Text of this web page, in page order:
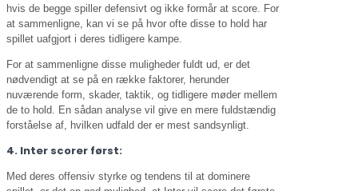
hvis de begge spiller defensivt og ikke formår at score. For
at sammenligne, kan vi se på hvor ofte disse to hold har
spillet uafgjort i deres tidligere kampe.
For at sammenligne disse muligheder fuldt ud, er det
nødvendigt at se på en række faktorer, herunder
nuværende form, skader, taktik, og tidligere møder mellem
de to hold. En sådan analyse vil give en mere fuldstændig
forståelse af, hvilken udfald der er mest sandsynligt.
4. Inter scorer først:
Med deres offensiv styrke og tendens til at dominere